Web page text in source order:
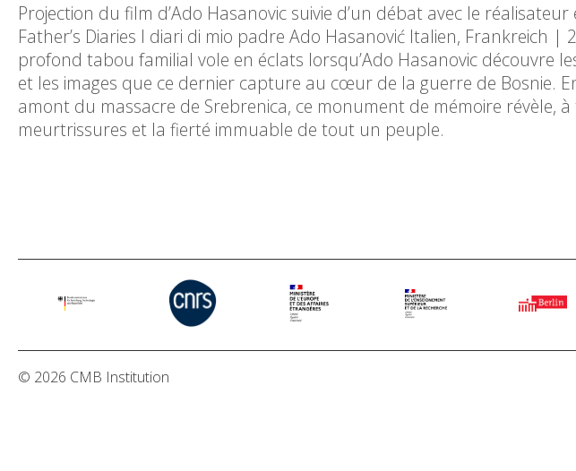
Projection du film d’Ado Hasanovic suivie d’un débat avec le
Father’s Diaries I diari di mio padre Ado Hasanović Italien, Frankreich
profond tabou familial vole en éclats lorsqu’Ado Hasanovic découvre
et les images que ce dernier capture au cœur de la guerre de Bosnie.
amont du massacre de Srebrenica, ce monument de mémoire révèle,
meurtrissures et la fierté immuable de tout un peuple.
© 2026 CMB Institution